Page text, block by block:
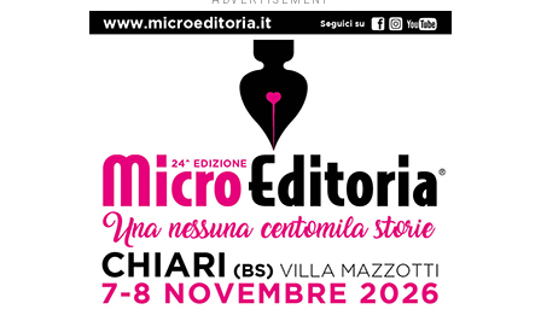
PREMI E CONCORSI
Concorso “Mario Pannunzio –
Ennio Flaiano” 2026
Published 1 mese ago on 26 Giugno 2026
Redazione Leggere:tutti